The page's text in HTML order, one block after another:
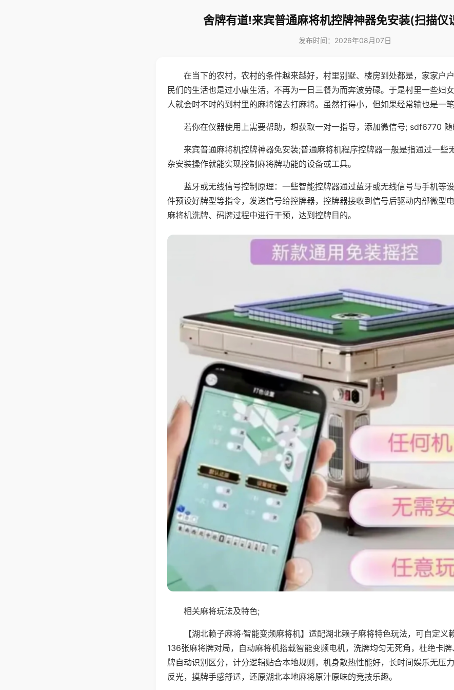
舍牌有道!来宾普通麻将机控牌神器免安装(扫描仪
发布时间：2026年08月07日
在当下的农村，农村的条件越来越好，村里别墅、楼房到处都是，家家户
民们的生活也是过小康生活，不再为一日三餐为而奔波劳碌。于是村里一些妇
人就会时不时的到村里的麻将馆去打麻将。虽然打得小，但如果经常输也是一笔
若你在仪器使用上需要帮助，想获取一对一指导，添加微信号; sdf6770 随
来宾普通麻将机控牌神器免安装;普通麻将机程序控牌器一般是指通过一些
杂安装操作就能实现控制麻将牌功能的设备或工具。
蓝牙或无线信号控制原理：一些智能控牌器通过蓝牙或无线信号与手机等
件预设好牌型等指令，发送信号给控牌器，控牌器接收到信号后驱动内部微型
麻将机洗牌、码牌过程中进行干预，达到控牌目的。
相关麻将玩法及特色;
【湖北赖子麻将·智能变频麻将机】适配湖北赖子麻将特色玩法，可自定义
136张麻将牌对局，自动麻将机搭载智能变频电机，洗牌均匀无死角，杜绝卡
牌自动识别区分，计分逻辑贴合本地规则，机身散热性能好，长时间娱乐无压
反光，摸牌手感舒适，还原湖北本地麻将原汁原味的竞技乐趣。